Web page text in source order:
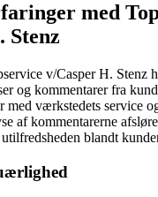
med
Stenz
v/Casper H. Stenz
og kommentarer fra
med værkstedets service
af kommentarerne
blandt